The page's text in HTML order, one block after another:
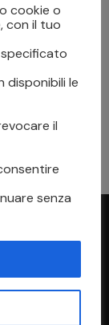
che
cookie o
con il tuo
specificato
disponibili le
il
senza